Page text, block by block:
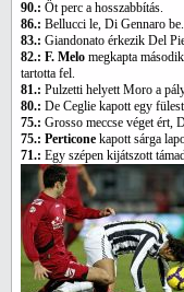
90.: Öt perc a hosszabbítás.
86.: Bellucci le, Di Gennaro be.
83.: Giandonato érkezik Del
82.: F. Melo megkapta második
tartotta fel.
81.: Pulzetti helyett Moro a
80.: De Ceglie kapott egy
75.: Grosso meccse véget ért,
75.: Perticone kapott sárga
71.: Egy szépen kijátszott